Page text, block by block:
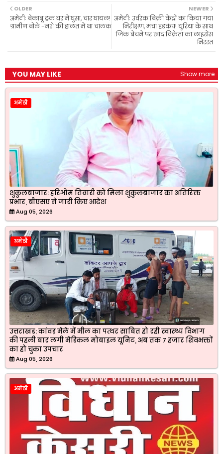
b
o
o
k
A
p
p
r
a
m
e
r
NEWER
अमेठीः उर्वरक बिक्री केंद्रों का किया गया
निरीक्षण, मचा हडकंप! यूरिया के साथ
जिंक बेचने पर खाद विक्रेता का लाइसेंस
निरस्त
OLDER
अमेठीः बेकाबू ट्रक घर में घुसा, चार घायल!
ग्रामीण बोले -नशे की हालत में था चालक
YOU MAY LIKE Show more
अमेठी
शुकुलबाजार: हरिओम तिवारी को मिला शुकुलबाजार का अतिरिक्त
प्रभार, बीएसए ने जारी किए आदेश
Aug 05, 2026
अमेठी
उत्तराखड: कांवड़ मेले में मील का पत्थर साबित हो रही स्वास्थ्य विभाग
की पहली बार लगी मेडिकल मोबाइल यूनिट, अब तक 7 हजार शिवभक्तों
का हो चुका उपचार
Aug 05, 2026
अमेठी